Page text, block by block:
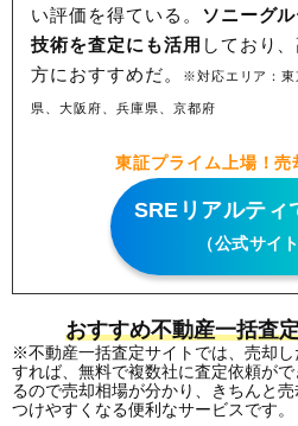
い評価を得ている。 ソニーグ
技術を査定にも活用 しており
方におすすめだ。
※対応エリア：東
県、大阪府、兵庫県、京都府
東証プライム上場！売
SREリアルティ
（公式サイ
おすすめ不動産一括査
※不動産一括査定サイトでは、売却
すれば、無料で複数社に査定依頼が
るので売却相場が分かり、きちんと
つけやすくなる便利なサービスです。